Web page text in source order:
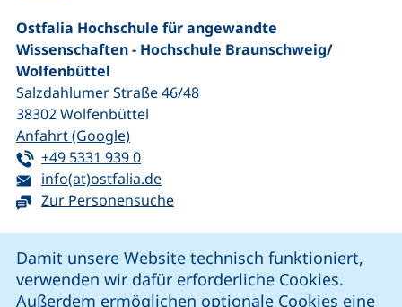
Damit unsere Website technisch funktioniert,
verwenden wir dafür erforderliche Cookies.
Außerdem ermöglichen optionale Cookies eine
Ostfalia Hochschule für angewandte
Wissenschaften - Hochschule Braunschweig/​
Wolfenbüttel
Salzdahlumer Straße 46/48
38302Wolfenbüttel
Anfahrt (Google)(externer Link, öffnet neues Fenster)
Tel:
+49 5331 939 0(startet einen Telefonanruf, wenn Ihr
E-Mail:
info(at)ostfalia.de(öffnet Ihr E-Mail-Programm)
Zur Personensuche
unsere Facebook-Seite (externer Link, öffnet neues
unsere LinkedIn-Seite (externer Link, öffnet
unsere Instagram-Seite (externer Link,
unsere YouTube-Seite (externer